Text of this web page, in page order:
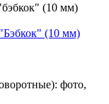
(10 мм)
(10 мм)
фото,